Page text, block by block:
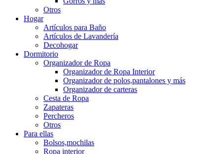
Otros
Hogar
Artículos para Baño
Artículos de Lavandería
Decohogar
Dormitorio
Organizador de Ropa
Organizador de Ropa Interior
Organizador de polos,pantalones y más
Organizador de carteras
Cesta de Ropa
Zapateras
Percheros
Otros
Para ellas
Bolsos,mochilas
Ropa interior